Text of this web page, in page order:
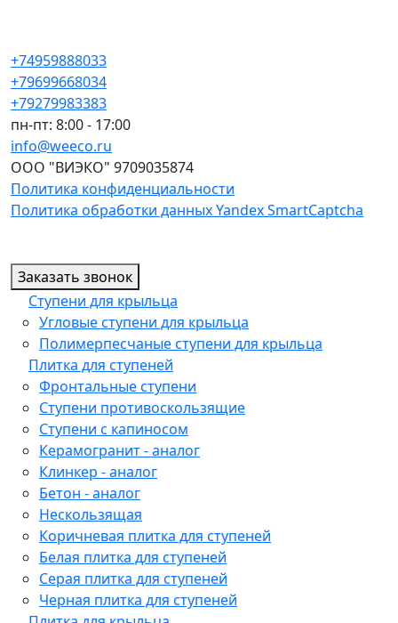
+74959888033
+79699668034
+79279983383
пн-пт: 8:00 - 17:00
info@weeco.ru
ООО "ВИЭКО" 9709035874
Политика конфиденциальности
Политика обработки данных Yandex SmartCaptcha
Заказать звонок
Ступени для крыльца
Угловые ступени для крыльца
Полимерпесчаные ступени для крыльца
Плитка для ступеней
Фронтальные ступени
Ступени противоскользящие
Ступени с капиносом
Керамогранит - аналог
Клинкер - аналог
Бетон - аналог
Нескользящая
Коричневая плитка для ступеней
Белая плитка для ступеней
Серая плитка для ступеней
Черная плитка для ступеней